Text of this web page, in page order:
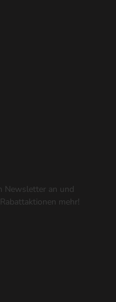
Newsletter an und
mehr!